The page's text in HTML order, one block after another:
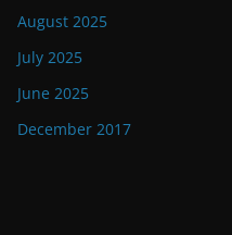
August 2025
July 2025
June 2025
December 2017